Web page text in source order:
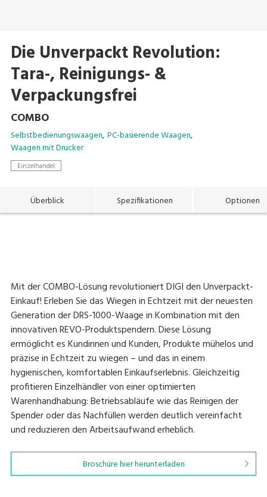
Die Unverpackt Revolution:
Tara-, Reinigungs- &
Verpackungsfrei
COMBO
Selbstbedienungswaagen PC-basierende Waagen
Waagen mit Drucker
Einzelhandel
Überblick Spezifikationen Optionen
Mit der COMBO-Lösung revolutioniert DIGI den Unverpackt-
Einkauf! Erleben Sie das Wiegen in Echtzeit mit der neuesten
Generation der DRS-1000-Waage in Kombination mit den
innovativen REVO-Produktspendern. Diese Lösung
ermöglicht es Kundinnen und Kunden, Produkte mühelos und
präzise in Echtzeit zu wiegen – und das in einem
hygienischen, komfortablen Einkaufserlebnis. Gleichzeitig
profitieren Einzelhändler von einer optimierten
Warenhandhabung: Betriebsabläufe wie das Reinigen der
Spender oder das Nachfüllen werden deutlich vereinfacht
und reduzieren den Arbeitsaufwand erheblich.
Broschüre hier herunterladen